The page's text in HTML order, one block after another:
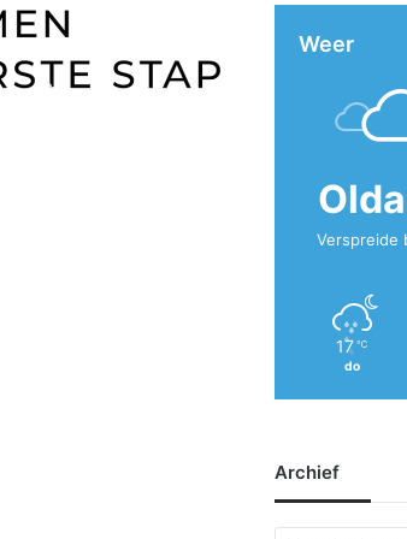
Weer
Verspreide
17 ℃
do
Archief